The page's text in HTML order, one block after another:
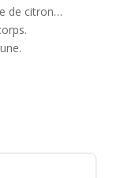
de citron…